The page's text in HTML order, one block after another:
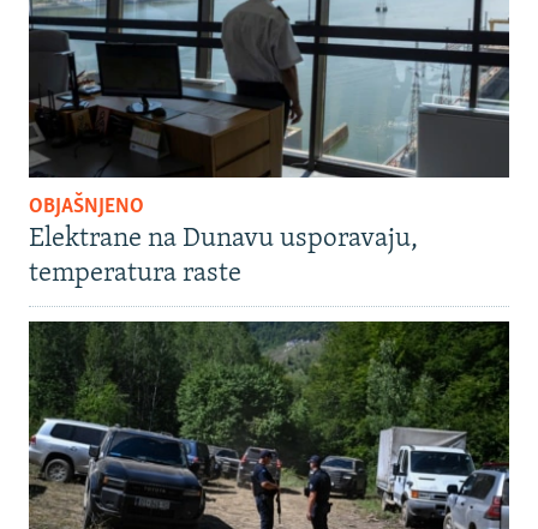
OBJAŠNJENO
Elektrane na Dunavu usporavaju,
temperatura raste